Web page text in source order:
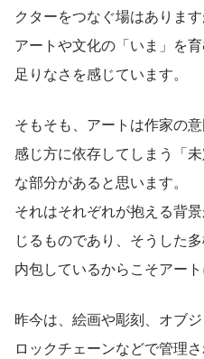
クターをつなぐ場はあります
アートや文化の「いま」を
足りなさを感じています。
そもそも、アートは作家の
感じ方に依存してしまう「未
な部分があると思います。
それはそれぞれが抱える背
じるものであり、そうした
内包しているからこそアー
昨今は、絵画や彫刻、オブ
ロックチェーンなどで管理